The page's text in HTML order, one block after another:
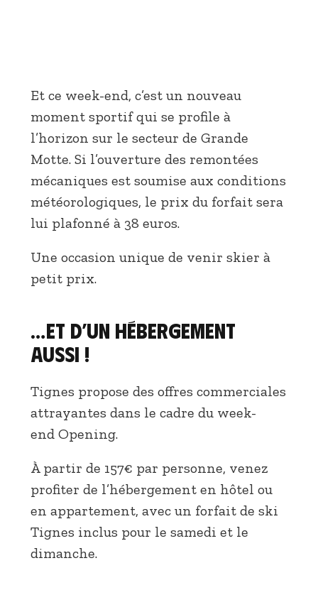
Et ce week-end, c’est un nouveau
moment sportif qui se profile à
l’horizon sur le secteur de Grande
Motte. Si l’ouverture des remontées
mécaniques est soumise aux conditions
météorologiques, le prix du forfait sera
lui plafonné à 38 euros.
Une occasion unique de venir skier à
petit prix.
…Et d’un hébergement
aussi !
Tignes propose des offres commerciales
attrayantes dans le cadre du week-
end Opening.
À partir de 157€ par personne, venez
profiter de l’hébergement en hôtel ou
en appartement, avec un forfait de ski
Tignes inclus pour le samedi et le
dimanche.